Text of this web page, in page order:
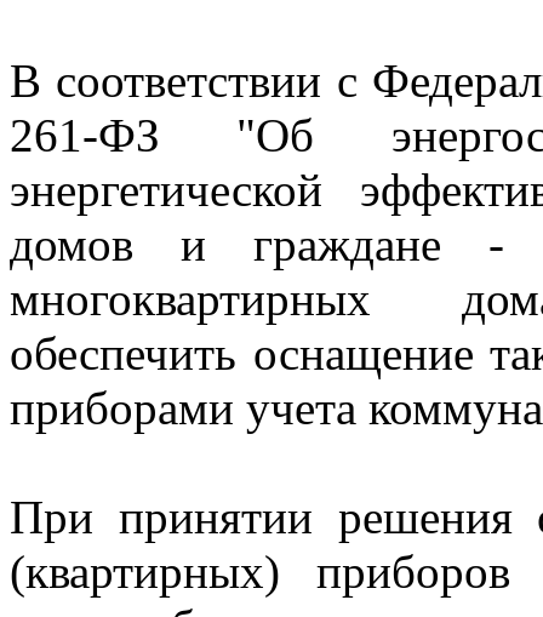
В соответствии с
261-ФЗ "Об
энергетической
домов и граждане -
многоквартирных
обеспечить оснащение
приборами учета
При принятии решения
(квартирных)